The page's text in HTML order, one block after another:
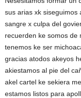
sus arias xk siseguimos
sangre x culpa del
recuerden ke somos de
tenemos ke ser
gracias atodos akeyos
akiestamos al pie del
akel cartel ke sekiera
estamos listos para